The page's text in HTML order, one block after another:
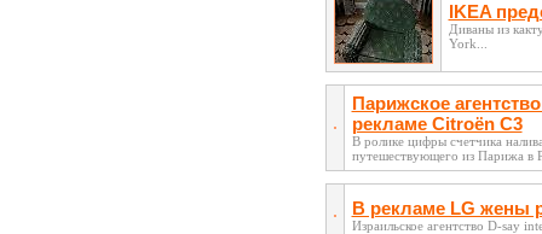
IKEA
Диваны из
York...
Парижское
рекламе Citroën C3
В ролике цифры счетчика
путешествующего из Парижа в
В рекламе LG жены
Израильское агентство D-say